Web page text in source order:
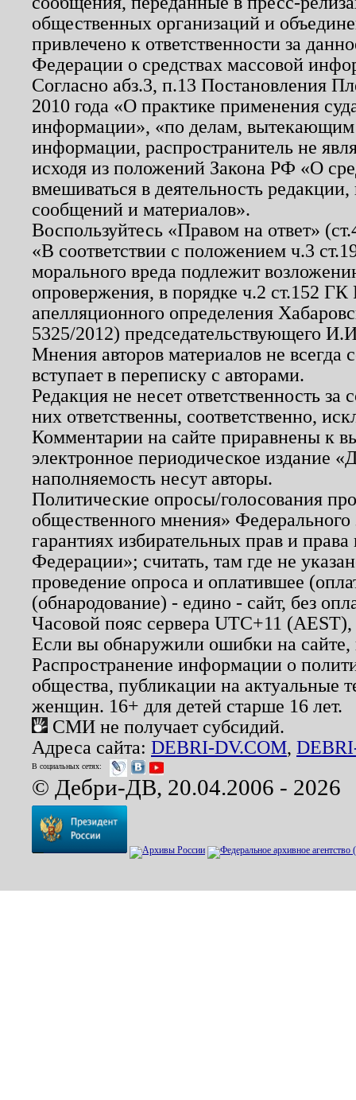
общественных организаций и
привлечено к ответственности за
Федерации о средствах массовой
Согласно абз.3, п.13 Постановления
2010 года «О практике применения
информации», «по делам, вытекающим
информации, распространитель не
исходя из положений Закона РФ «О
вмешиваться в деятельность
сообщений и материалов».
Воспользуйтесь «Правом на ответ»
«В соответствии с положением ч.3
морального вреда подлежит
опровержения, в порядке ч.2 ст.152
апелляционного определения
5325/2012) председательствующего
Мнения авторов материалов не
вступает в переписку с авторами.
Редакция не несет ответственность
них ответственны, соответственно,
Комментарии на сайте приравнены к
электронное периодическое издание
наполняемость несут авторы.
Политические опросы/голосования
общественного мнения»
гарантиях избирательных прав и
Федерации»; считать, там где не
проведение опроса и оплатившее
(обнародование) - едино - сайт, без
Часовой пояс сервера UTC+11
Если вы обнаружили ошибки на
Распространение информации о
общества, публикации на актуальные
женщин. 16+ для детей старше 16 лет.
СМИ не получает субсидий.
Адреса сайта: DEBRI-DV.COM,
В социальных сетях:
© Дебри-ДВ, 20.04.2006 - 2026